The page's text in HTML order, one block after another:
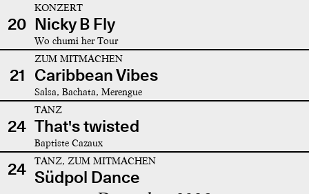
20
KONZERT
Nicky B Fly
Wo chumi her Tour
21
ZUM MITMACHEN
Caribbean Vibes
Salsa, Bachata, Merengue
24
TANZ
That's twisted
Baptiste Cazaux
24 TANZ, ZUM MITMACHEN
Südpol Dance